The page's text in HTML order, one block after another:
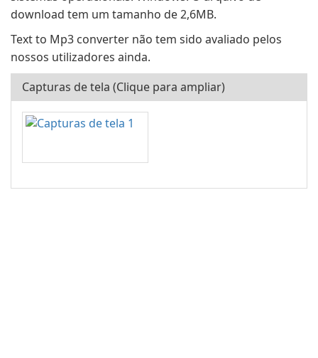
download tem um tamanho de 2,6MB.
Text to Mp3 converter não tem sido avaliado pelos
nossos utilizadores ainda.
Capturas de tela (Clique para ampliar)